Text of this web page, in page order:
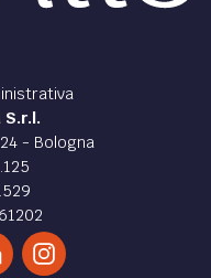
S.r.l.
- Bologna